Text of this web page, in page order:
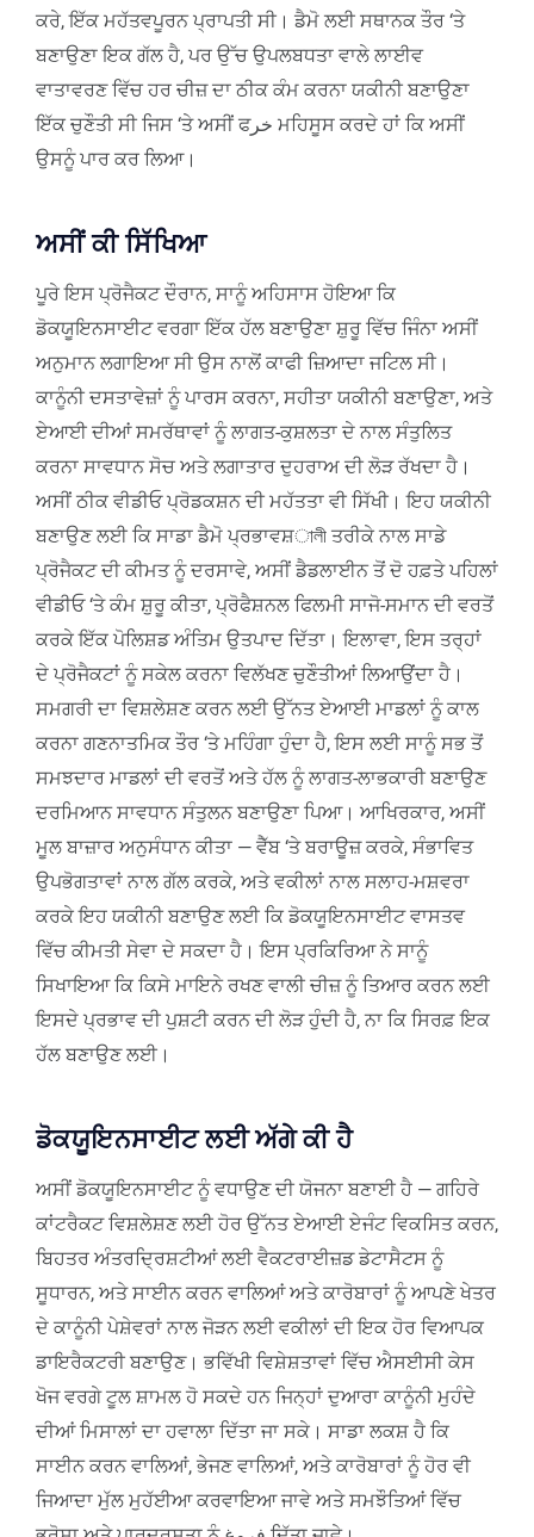
ਕਰੇ, ਇੱਕ ਮਹੱਤਵਪੂਰਨ ਪ੍ਰਾਪਤੀ ਸੀ। ਡੈਮੋ ਲਈ ਸਥਾਨਕ ਤੌਰ ‘ਤੇ
ਬਣਾਉਣਾ ਇਕ ਗੱਲ ਹੈ, ਪਰ ਉੱਚ ਉਪਲਬਧਤਾ ਵਾਲੇ ਲਾਈਵ
ਵਾਤਾਵਰਣ ਵਿੱਚ ਹਰ ਚੀਜ਼ ਦਾ ਠੀਕ ਕੰਮ ਕਰਨਾ ਯਕੀਨੀ ਬਣਾਉਣਾ
ਇੱਕ ਚੁਣੌਤੀ ਸੀ ਜਿਸ ‘ਤੇ ਅਸੀਂ ਫخر ਮਹਿਸੂਸ ਕਰਦੇ ਹਾਂ ਕਿ ਅਸੀਂ
ਉਸਨੂੰ ਪਾਰ ਕਰ ਲਿਆ।
ਅਸੀਂ ਕੀ ਸਿੱਖਿਆ
ਪੂਰੇ ਇਸ ਪ੍ਰੋਜੈਕਟ ਦੌਰਾਨ, ਸਾਨੂੰ ਅਹਿਸਾਸ ਹੋਇਆ ਕਿ
ਡੋਕਯੂਇਨਸਾਈਟ ਵਰਗਾ ਇੱਕ ਹੱਲ ਬਣਾਉਣਾ ਸ਼ੁਰੂ ਵਿੱਚ ਜਿੰਨਾ ਅਸੀਂ
ਅਨੁਮਾਨ ਲਗਾਇਆ ਸੀ ਉਸ ਨਾਲੋਂ ਕਾਫੀ ਜ਼ਿਆਦਾ ਜਟਿਲ ਸੀ।
ਕਾਨੂੰਨੀ ਦਸਤਾਵੇਜ਼ਾਂ ਨੂੰ ਪਾਰਸ ਕਰਨਾ, ਸਹੀਤਾ ਯਕੀਨੀ ਬਣਾਉਣਾ, ਅਤੇ
ਏਆਈ ਦੀਆਂ ਸਮਰੱਥਾਵਾਂ ਨੂੰ ਲਾਗਤ-ਕੁਸ਼ਲਤਾ ਦੇ ਨਾਲ ਸੰਤੁਲਿਤ
ਕਰਨਾ ਸਾਵਧਾਨ ਸੋਚ ਅਤੇ ਲਗਾਤਾਰ ਦੁਹਰਾਅ ਦੀ ਲੋੜ ਰੱਖਦਾ ਹੈ।
ਅਸੀਂ ਠੀਕ ਵੀਡੀਓ ਪ੍ਰੋਡਕਸ਼ਨ ਦੀ ਮਹੱਤਤਾ ਵੀ ਸਿੱਖੀ। ਇਹ ਯਕੀਨੀ
ਬਣਾਉਣ ਲਈ ਕਿ ਸਾਡਾ ਡੈਮੋ ਪ੍ਰਭਾਵਸ਼ালী ਤਰੀਕੇ ਨਾਲ ਸਾਡੇ
ਪ੍ਰੋਜੈਕਟ ਦੀ ਕੀਮਤ ਨੂੰ ਦਰਸਾਵੇ, ਅਸੀਂ ਡੈਡਲਾਈਨ ਤੋਂ ਦੋ ਹਫ਼ਤੇ ਪਹਿਲਾਂ
ਵੀਡੀਓ ‘ਤੇ ਕੰਮ ਸ਼ੁਰੂ ਕੀਤਾ, ਪ੍ਰੋਫੈਸ਼ਨਲ ਫਿਲਮੀ ਸਾਜੋ-ਸਮਾਨ ਦੀ ਵਰਤੋਂ
ਕਰਕੇ ਇੱਕ ਪੋਲਿਸ਼ਡ ਅੰਤਿਮ ਉਤਪਾਦ ਦਿੱਤਾ। ਇਲਾਵਾ, ਇਸ ਤਰ੍ਹਾਂ
ਦੇ ਪ੍ਰੋਜੈਕਟਾਂ ਨੂੰ ਸਕੇਲ ਕਰਨਾ ਵਿਲੱਖਣ ਚੁਣੌਤੀਆਂ ਲਿਆਉਂਦਾ ਹੈ।
ਸਮਗਰੀ ਦਾ ਵਿਸ਼ਲੇਸ਼ਣ ਕਰਨ ਲਈ ਉੱਨਤ ਏਆਈ ਮਾਡਲਾਂ ਨੂੰ ਕਾਲ
ਕਰਨਾ ਗਣਨਾਤਮਿਕ ਤੌਰ ‘ਤੇ ਮਹਿੰਗਾ ਹੁੰਦਾ ਹੈ, ਇਸ ਲਈ ਸਾਨੂੰ ਸਭ ਤੋਂ
ਸਮਝਦਾਰ ਮਾਡਲਾਂ ਦੀ ਵਰਤੋਂ ਅਤੇ ਹੱਲ ਨੂੰ ਲਾਗਤ-ਲਾਭਕਾਰੀ ਬਣਾਉਣ
ਦਰਮਿਆਨ ਸਾਵਧਾਨ ਸੰਤੁਲਨ ਬਣਾਉਣਾ ਪਿਆ। ਆਖਿਰਕਾਰ, ਅਸੀਂ
ਮੂਲ ਬਾਜ਼ਾਰ ਅਨੁਸੰਧਾਨ ਕੀਤਾ — ਵੈੱਬ ‘ਤੇ ਬਰਾਊਜ਼ ਕਰਕੇ, ਸੰਭਾਵਿਤ
ਉਪਭੋਗਤਾਵਾਂ ਨਾਲ ਗੱਲ ਕਰਕੇ, ਅਤੇ ਵਕੀਲਾਂ ਨਾਲ ਸਲਾਹ-ਮਸ਼ਵਰਾ
ਕਰਕੇ ਇਹ ਯਕੀਨੀ ਬਣਾਉਣ ਲਈ ਕਿ ਡੋਕਯੂਇਨਸਾਈਟ ਵਾਸਤਵ
ਵਿੱਚ ਕੀਮਤੀ ਸੇਵਾ ਦੇ ਸਕਦਾ ਹੈ। ਇਸ ਪ੍ਰਕਿਰਿਆ ਨੇ ਸਾਨੂੰ
ਸਿਖਾਇਆ ਕਿ ਕਿਸੇ ਮਾਇਨੇ ਰਖਣ ਵਾਲੀ ਚੀਜ਼ ਨੂੰ ਤਿਆਰ ਕਰਨ ਲਈ
ਇਸਦੇ ਪ੍ਰਭਾਵ ਦੀ ਪੁਸ਼ਟੀ ਕਰਨ ਦੀ ਲੋੜ ਹੁੰਦੀ ਹੈ, ਨਾ ਕਿ ਸਿਰਫ਼ ਇਕ
ਹੱਲ ਬਣਾਉਣ ਲਈ।
ਡੋਕਯੂਇਨਸਾਈਟ ਲਈ ਅੱਗੇ ਕੀ ਹੈ
ਅਸੀਂ ਡੋਕਯੂਇਨਸਾਈਟ ਨੂੰ ਵਧਾਉਣ ਦੀ ਯੋਜਨਾ ਬਣਾਈ ਹੈ — ਗਹਿਰੇ
ਕਾਂਟਰੈਕਟ ਵਿਸ਼ਲੇਸ਼ਣ ਲਈ ਹੋਰ ਉੱਨਤ ਏਆਈ ਏਜੰਟ ਵਿਕਸਿਤ ਕਰਨ,
ਬਿਹਤਰ ਅੰਤਰਦ੍ਰਿਸ਼ਟੀਆਂ ਲਈ ਵੈਕਟਰਾਈਜ਼ਡ ਡੇਟਾਸੈਟਸ ਨੂੰ
ਸੂਧਾਰਨ, ਅਤੇ ਸਾਈਨ ਕਰਨ ਵਾਲਿਆਂ ਅਤੇ ਕਾਰੋਬਾਰਾਂ ਨੂੰ ਆਪਣੇ ਖੇਤਰ
ਦੇ ਕਾਨੂੰਨੀ ਪੇਸ਼ੇਵਰਾਂ ਨਾਲ ਜੋੜਨ ਲਈ ਵਕੀਲਾਂ ਦੀ ਇਕ ਹੋਰ ਵਿਆਪਕ
ਡਾਇਰੈਕਟਰੀ ਬਣਾਉਣ। ਭਵਿੱਖੀ ਵਿਸ਼ੇਸ਼ਤਾਵਾਂ ਵਿੱਚ ਐਸਈਸੀ ਕੇਸ
ਖੋਜ ਵਰਗੇ ਟੂਲ ਸ਼ਾਮਲ ਹੋ ਸਕਦੇ ਹਨ ਜਿਨ੍ਹਾਂ ਦੁਆਰਾ ਕਾਨੂੰਨੀ ਮੁਹੰਦੇ
ਦੀਆਂ ਮਿਸਾਲਾਂ ਦਾ ਹਵਾਲਾ ਦਿੱਤਾ ਜਾ ਸਕੇ। ਸਾਡਾ ਲਕਸ਼ ਹੈ ਕਿ
ਸਾਈਨ ਕਰਨ ਵਾਲਿਆਂ, ਭੇਜਣ ਵਾਲਿਆਂ, ਅਤੇ ਕਾਰੋਬਾਰਾਂ ਨੂੰ ਹੋਰ ਵੀ
ਜਿਆਦਾ ਮੁੱਲ ਮੁਹੱਈਆ ਕਰਵਾਇਆ ਜਾਵੇ ਅਤੇ ਸਮਝੌਤਿਆਂ ਵਿੱਚ